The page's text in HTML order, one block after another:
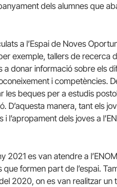
dels alumnes que
a l’Espai de Noves
exemple, tallers de recerca
a donar informació sobre els
i competències.
les beques per a estudis
D’aquesta manera, tant els
l’apropament dels joves a
2021 es van atendre a
formen part de l’espai.
2020, on es van realitzar un